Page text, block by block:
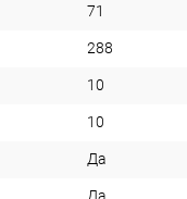
71
288
10
10
Да